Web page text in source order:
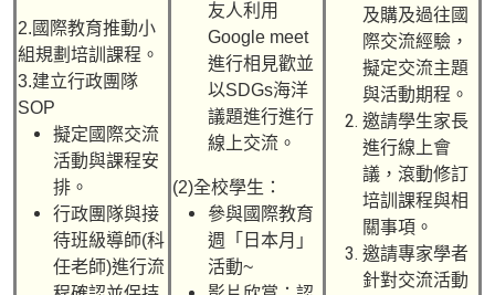
2.國際教育推動小
組規劃培訓課程。
3.建立行政團隊
SOP
擬定國際交流
活動與課程安
排。
行政團隊與接
待班級導師(科
任老師)進行流
友人利用
Google meet
進行相見歡並
以SDGs海洋
議題進行進行
線上交流。
(2)全校學生：
參與國際教育
週「日本月」
活動~
及購及過往國
際交流經驗，
擬定交流主題
與活動期程。
邀請學生家長
進行線上會
議，滾動修訂
培訓課程與相
關事項。
邀請專家學者
針對交流活動